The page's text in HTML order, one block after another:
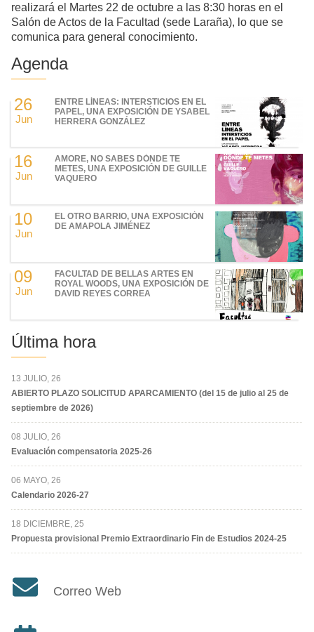
realizará el Martes 22 de octubre a las 8:30 horas en el
Salón de Actos de la Facultad (sede Laraña), lo que se
comunica para general conocimiento.
Agenda
26
Jun
ENTRE LÍNEAS: INTERSTICIOS EN EL
PAPEL, UNA EXPOSICIÓN DE YSABEL
HERRERA GONZÁLEZ
16
Jun
AMORE, NO SABES DÓNDE TE
METES, UNA EXPOSICIÓN DE GUILLE
VAQUERO
10
Jun
EL OTRO BARRIO, UNA EXPOSICIÓN
DE AMAPOLA JIMÉNEZ
09
Jun
FACULTAD DE BELLAS ARTES EN
ROYAL WOODS, UNA EXPOSICIÓN DE
DAVID REYES CORREA
Última hora
13 JULIO, 26
ABIERTO PLAZO SOLICITUD APARCAMIENTO (del 15 de julio al 25 de
septiembre de 2026)
08 JULIO, 26
Evaluación compensatoria 2025-26
06 MAYO, 26
Calendario 2026-27
18 DICIEMBRE, 25
Propuesta provisional Premio Extraordinario Fin de Estudios 2024-25
Correo Web